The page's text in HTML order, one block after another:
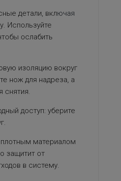
детали, включая
Используйте
ослабить
изоляцию вокруг
нож для надреза, а
снятия.
доступ: уберите
материалом
защитит от
в систему.